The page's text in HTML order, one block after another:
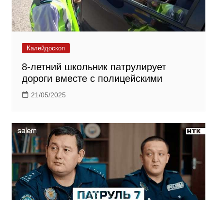
Калейдоскоп
8-летний школьник патрулирует
дороги вместе с полицейскими
21/05/2025